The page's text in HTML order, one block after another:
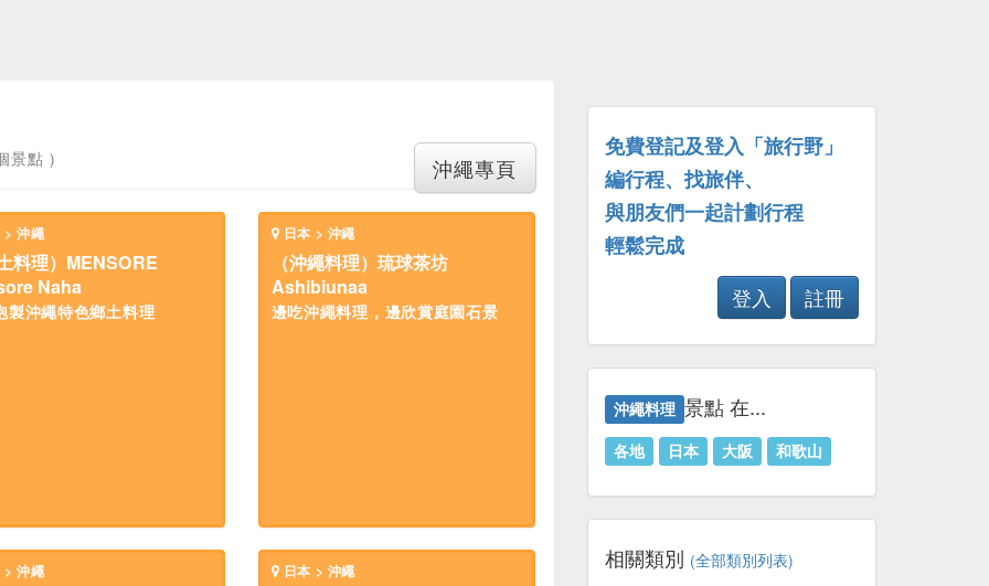
沖繩專頁
景點 )
沖繩
料理）MENSORE
Naha
製沖繩特色鄉土料理
日本 > 沖繩
（沖繩料理）琉球茶坊
Ashibiunaa
邊吃沖繩料理，邊欣賞庭園石景
沖繩 日本 > 沖繩
免費登記及登入「旅行野」
編行程、找旅伴、
與朋友們一起計劃行程
輕鬆完成
登入
註冊
沖繩料理 景點 在...
各地 日本 大阪 和歌山
相關類別 (全部類別列表)